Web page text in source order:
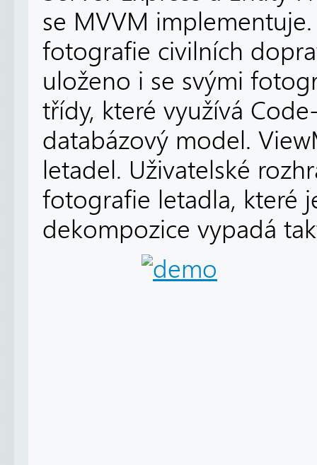
se MVVM
fotografie civilních
uloženo i se svými
třídy, které využívá
databázový model.
letadel. Uživatelské
fotografie letadla, které
dekompozice vypadá